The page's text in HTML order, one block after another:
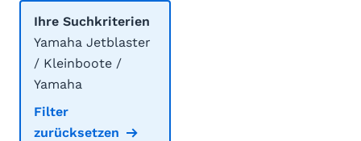
Ihre Suchkriterien
Yamaha Jetblaster
/ Kleinboote /
Yamaha
Filter
zurücksetzen